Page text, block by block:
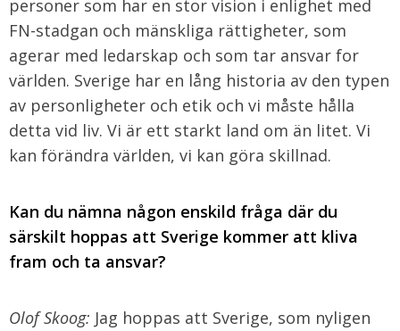
personer som har en stor vision i enlighet med
FN-stadgan och mänskliga rättigheter, som
agerar med ledarskap och som tar ansvar for
världen. Sverige har en lång historia av den typen
av personligheter och etik och vi måste hålla
detta vid liv. Vi är ett starkt land om än litet. Vi
kan förändra världen, vi kan göra skillnad.
Kan du nämna någon enskild fråga där du
särskilt hoppas att Sverige kommer att kliva
fram och ta ansvar?
Olof Skoog: Jag hoppas att Sverige, som nyligen